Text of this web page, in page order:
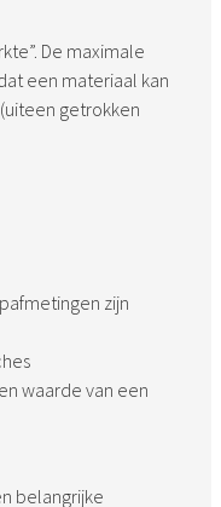
De maximale
een materiaal kan
getrokken
zijn
waarde van een
belangrijke